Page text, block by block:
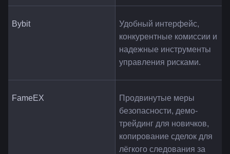
Bybit
Удобный интерфейс,
конкурентные комиссии и
надежные инструменты
управления рисками.
FameEX
Продвинутые меры
безопасности, демо-
трейдинг для новичков,
копирование сделок для
лёгкого следования за